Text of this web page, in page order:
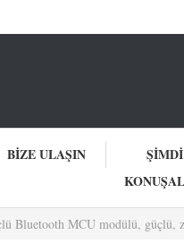
BIZE ULAŞIN
ŞIMDI
modülü, güçlü, zengin çevresel